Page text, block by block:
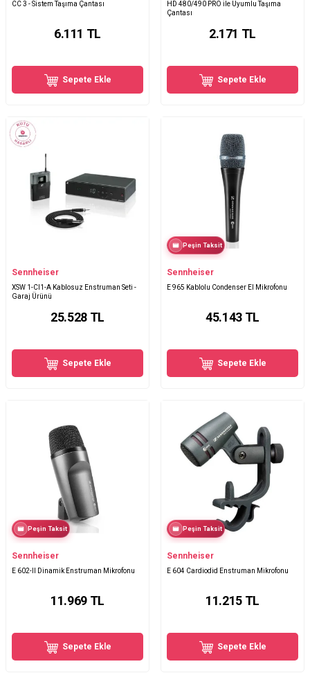
CC 3 - Sistem Taşıma Çantası
6.111 TL
Sepete Ekle
HD 480/490 PRO ile Uyumlu Taşıma
Çantası
2.171 TL
Sepete Ekle
Sennheiser
XSW 1-CI1-A Kablosuz Enstruman Seti -
Garaj Ürünü
25.528TL
Sepete Ekle
Peşin Taksit
Sennheiser
E 965 Kablolu Condenser El Mikrofonu
45.143TL
Sepete Ekle
Peşin Taksit
Sennheiser
E 602-II Dinamik Enstruman Mikrofonu
11.969TL
Sepete Ekle
Peşin Taksit
Sennheiser
E 604 Cardiodid Enstruman Mikrofonu
11.215TL
Sepete Ekle